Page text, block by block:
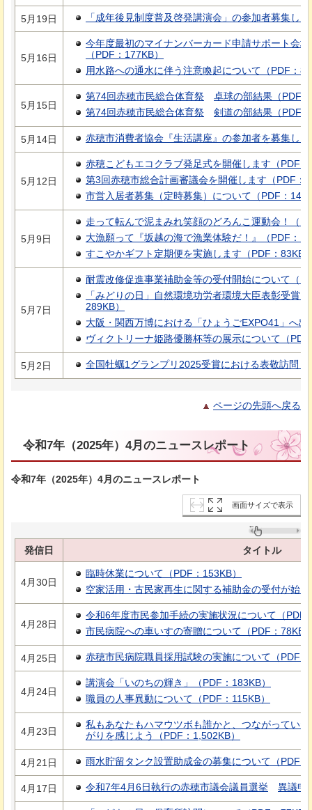
5月19日 「成年後見制度普及啓発講演会」の参加者募集し
5月16日
今年度最初のマイナンバーカード申請サポート会
（PDF：177KB）
用水路への通水に伴う注意喚起について（PDF：
5月15日
第74回赤穂市民総合体育祭 卓球の部結果 （PDF
第74回赤穂市民総合体育祭
剣道の部結果 （PDF
5月14日 赤穂市消費者協会『生活講座』の参加者を募集し
5月12日
赤穂こどもエコクラブ発足式を開催します（PDF
第3回赤穂市総合計画審議会を開催します（PDF：
市営入居者募集（定時募集）について（PDF：
5月9日
走って転んで泥まみれ笑顔のどろんこ運動会！（
大漁願って『坂越の海で漁業体験だ！』（PDF：
すこやかギフト定期便を実施します（PDF：83KB
5月7日
耐震改修促進事業補助金等の受付開始について（
「みどりの日」自然環境功労者環境大臣表彰受賞
289KB）
大阪・関西万博における「ひょうごEXPO41」へ
ヴィクトリーナ姫路優勝杯等の展示について（
5月2日 全国牡蠣1グランプリ2025受賞における表敬訪問（
ページの先頭へ戻る
令和7年（2025年）4月のニュースレポート
令和7年（2025年）4月のニュースレポート
画面サイズで表示
発信日 タイトル
4月30日
臨時休業について（PDF：153KB）
空家活用・古民家再生に関する補助金の受付が始
4月28日
令和6年度市民参加手続の実施状況について（PDF
市民病院への車いすの寄贈について（PDF：78KB
4月25日 赤穂市民病院職員採用試験の実施について（PDF
4月24日
講演会「いのちの輝き」（PDF：183KB）
職員の人事異動について（PDF：115KB）
4月23日
私もあなたもハマウツボも誰かと、つながってい
がりを感じよう（PDF：1,502KB）
4月21日 雨水貯留タンク設置助成金の募集について（PDF
4月17日 令和7年4月6日執行の赤穂市議会議員選挙 異議申